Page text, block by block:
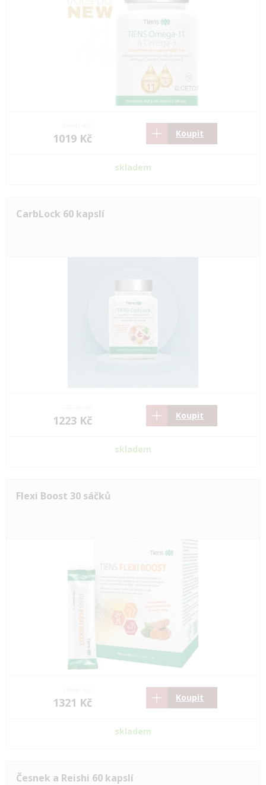
1019 Kč Koupit
skladem
CarbLock 60 kapslí
1223 Kč Koupit
skladem
Flexi Boost 30 sáčků
1321 Kč Koupit
skladem
Česnek a Reishi 60 kapslí